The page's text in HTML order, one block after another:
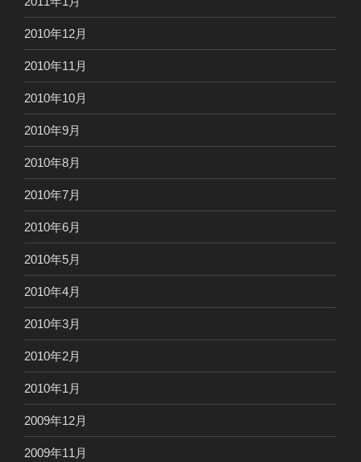
2010年12月
2010年11月
2010年10月
2010年9月
2010年8月
2010年7月
2010年6月
2010年5月
2010年4月
2010年3月
2010年2月
2010年1月
2009年12月
2009年11月